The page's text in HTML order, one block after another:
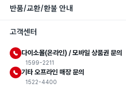
반품/교환/환불 안내
고객센터
다이소몰(온라인) / 모바일 상품권 문의
1599-2211
기타 오프라인 매장 문의
1522-4400